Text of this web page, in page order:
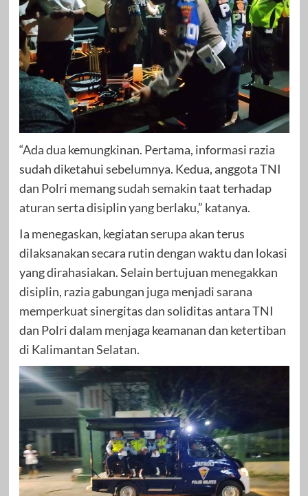
“Ada dua kemungkinan. Pertama, informasi razia
sudah diketahui sebelumnya. Kedua, anggota TNI
dan Polri memang sudah semakin taat terhadap
aturan serta disiplin yang berlaku,” katanya.
Ia menegaskan, kegiatan serupa akan terus
dilaksanakan secara rutin dengan waktu dan lokasi
yang dirahasiakan. Selain bertujuan menegakkan
disiplin, razia gabungan juga menjadi sarana
memperkuat sinergitas dan soliditas antara TNI
dan Polri dalam menjaga keamanan dan ketertiban
di Kalimantan Selatan.